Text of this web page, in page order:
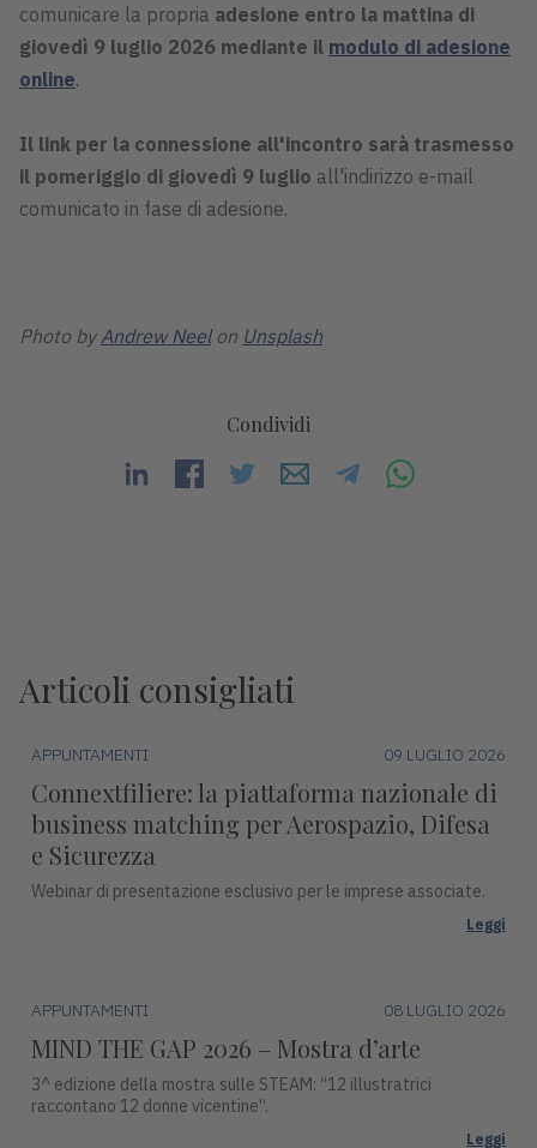
comunicare la propria adesione entro la mattina di
giovedì 9 luglio 2026 mediante il modulo di adesione
online.
Il link per la connessione all'incontro sarà trasmesso
il pomeriggio di giovedì 9 luglio all'indirizzo e-mail
comunicato in fase di adesione.
Photo by Andrew Neelon Unsplash
Condividi
Articoli consigliati
APPUNTAMENTI 09 LUGLIO 2026
Connextfiliere: la piattaforma nazionale di
business matching per Aerospazio, Difesa
e Sicurezza
Webinar di presentazione esclusivo per le imprese associate.
Leggi
APPUNTAMENTI 08 LUGLIO 2026
MIND THE GAP 2026 – Mostra d’arte
3^ edizione della mostra sulle STEAM: “12 illustratrici
raccontano 12 donne vicentine”.
Leggi